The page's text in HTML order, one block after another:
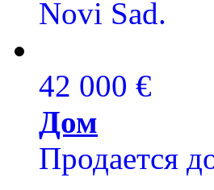
Novi Sad.
42 000 €
Дом
Продается